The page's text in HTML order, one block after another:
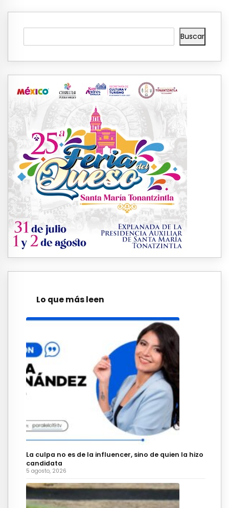
Buscar
Lo que más leen
La culpa no es de la influencer, sino de quien la hizo
candidata
5 agosto, 2026